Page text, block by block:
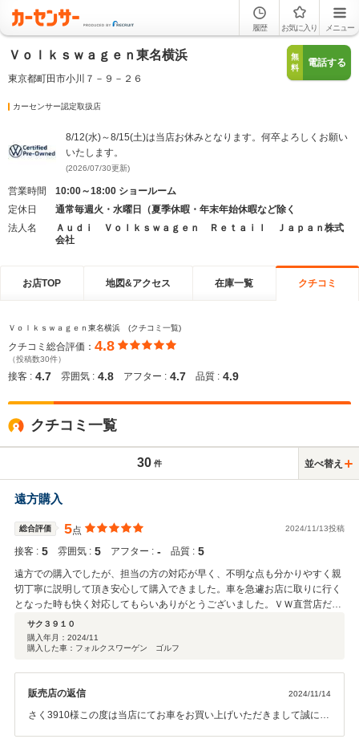
履歴 お気に入り メニュー
Ｖｏｌｋｓｗａｇｅｎ東名横浜
東京都町田市小川７－９－２６
無
料
電話する
カーセンサー認定取扱店
8/12(水)～8/15(土)は当店お休みとなります。何卒よろしくお願い
いたします。
(2026/07/30更新)
営業時間
10:00～18:00 ショールーム
定休日
通常毎週火・水曜日（夏季休暇・年末年始休暇など除く
法人名
Ａｕｄｉ Ｖｏｌｋｓｗａｇｅｎ Ｒｅｔａｉｌ Ｊａｐａｎ株式
会社
お店TOP 地図&アクセス 在庫一覧 クチコミ
Ｖｏｌｋｓｗａｇｅｎ東名横浜 (クチコミ一覧)
クチコミ総合評価： 4.8
（投稿数30件）
接客 : 4.7 雰囲気 : 4.8 アフター : 4.7 品質 : 4.9
クチコミ一覧
30 件 並べ替え
遠方購入
総合評価 5点 2024/11/13投稿
接客 : 5 雰囲気 : 5 アフター : ‐ 品質 : 5
遠方での購入でしたが、担当の方の対応が早く、不明な点も分かりやすく親
切丁寧に説明して頂き安心して購入できました。車を急遽お店に取りに行く
となった時も快く対応してもらいありがとうございました。ＶＷ直営店だ
し、遠方購入を考えている方にはおすすめのお店です。
サク３９１０
購入年月： 2024/11
購入した車：フォルクスワーゲン ゴルフ
販売店の返信 2024/11/14
さく3910様この度は当店にてお車をお買い上げいただきまして誠にあ